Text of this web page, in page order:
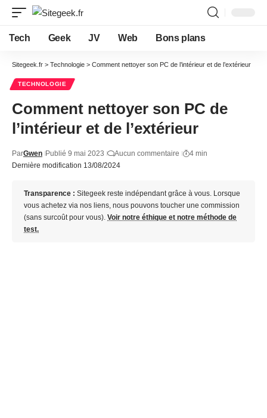
Tech Geek JV Web Bons plans
Sitegeek.fr > Technologie > Comment nettoyer son PC de l’intérieur et de l’extérieur
TECHNOLOGIE
Comment nettoyer son PC de
l’intérieur et de l’extérieur
Dernière modification 13/08/2024
ParGwen Publié 9 mai 2023 Aucun commentaire 4 min
Transparence : Sitegeek reste indépendant grâce à vous. Lorsque
vous achetez via nos liens, nous pouvons toucher une commission
(sans surcoût pour vous). Voir notre éthique et notre méthode de
test.